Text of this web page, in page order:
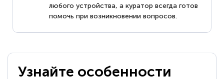
любого устройства, а куратор всегда готов
помочь при возникновении вопросов.
Узнайте особенности